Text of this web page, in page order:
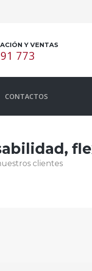
Y VENTAS
773
CONTACTOS
clientes